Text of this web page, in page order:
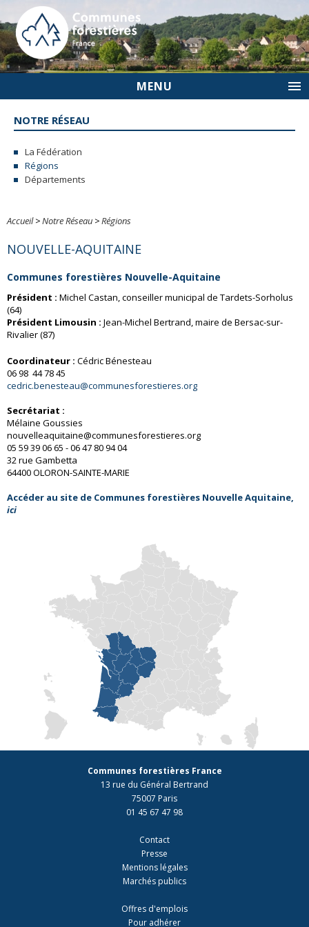
MENU
NOTRE RÉSEAU
La Fédération
Régions
Départements
Accueil>Notre Réseau >Régions
NOUVELLE-AQUITAINE
Communes forestières Nouvelle-Aquitaine
Président : Michel Castan, conseiller municipal de Tardets-Sorholus
(64)
Président Limousin : Jean-Michel Bertrand, maire de Bersac-sur-
Rivalier (87)
Coordinateur : Cédric Bénesteau
06 98 44 78 45
cedric.benesteau@communesforestieres.org
Secrétariat :
Mélaine Goussies
nouvelleaquitaine@communesforestieres.org
05 59 39 06 65 - 06 47 80 94 04
32 rue Gambetta
64400 OLORON-SAINTE-MARIE
Accéder au site de Communes forestières Nouvelle Aquitaine,
ici
Communes forestières France
13 rue du Général Bertrand
75007 Paris
01 45 67 47 98
Contact
Presse
Mentions légales
Marchés publics
Offres d'emplois
Pour adhérer